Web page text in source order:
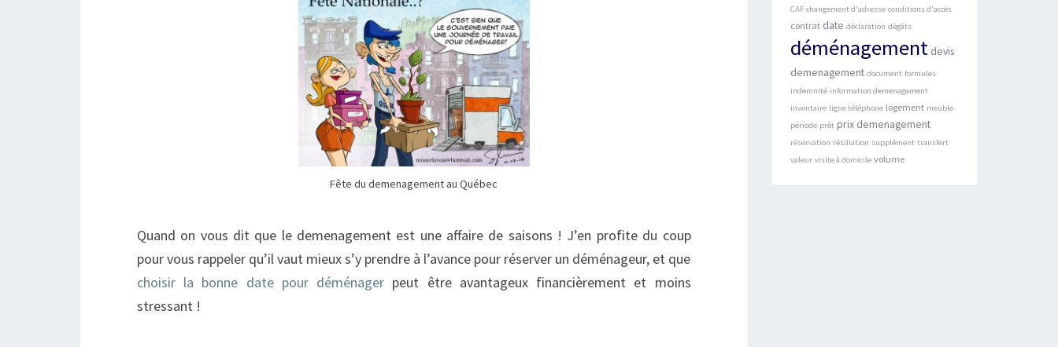
Fête du demenagement au Québec
Quand on vous dit que le demenagement est une affaire de saisons ! J’en profite du coup
pour vous rappeler qu’il vaut mieux s’y prendre à l’avance pour réserver un déménageur, et que
choisir la bonne date pour déménager peut être avantageux financièrement et moins
stressant !
CAF changement d'adresse conditions d'accès
contrat date déclaration dégâts
déménagement devis
demenagement document formules
indemnité information demenagement
inventaire ligne téléphone logement meuble
période prêt prix demenagement
réservation résiliation supplément transfert
valeur visite à domicile volume